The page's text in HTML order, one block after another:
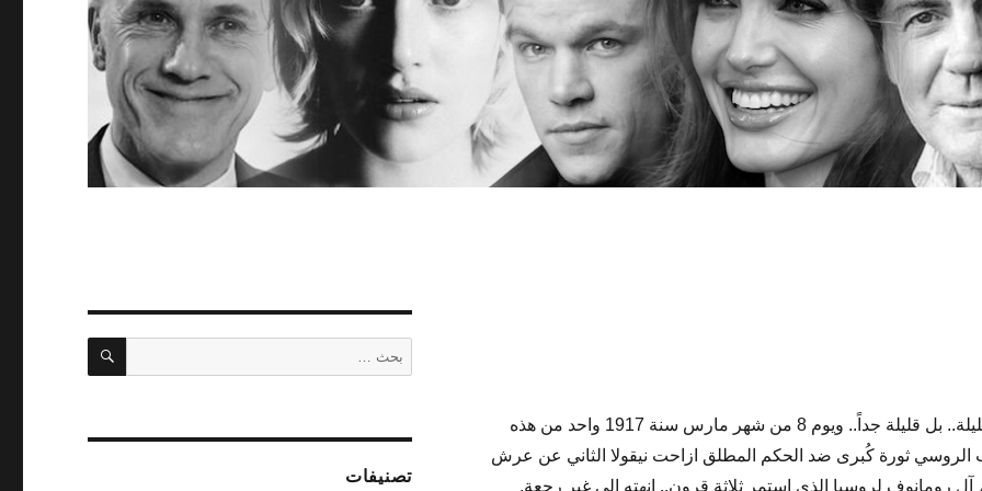
الأيام التي لها تاريخ قليلة.. بل قليلة جداً.. ويوم 8 من شهر مارس سنة 1917 واحد من هذه
الروسي ثورة كُبرى ضد الحكم المطلق ازاحت نيقولا الثاني عن عرش
آل رومانوف لروسيا الذي استمر ثلاثة قرون.. انهته إلى غير رجعة.
عن:
بحث
تصنيفات